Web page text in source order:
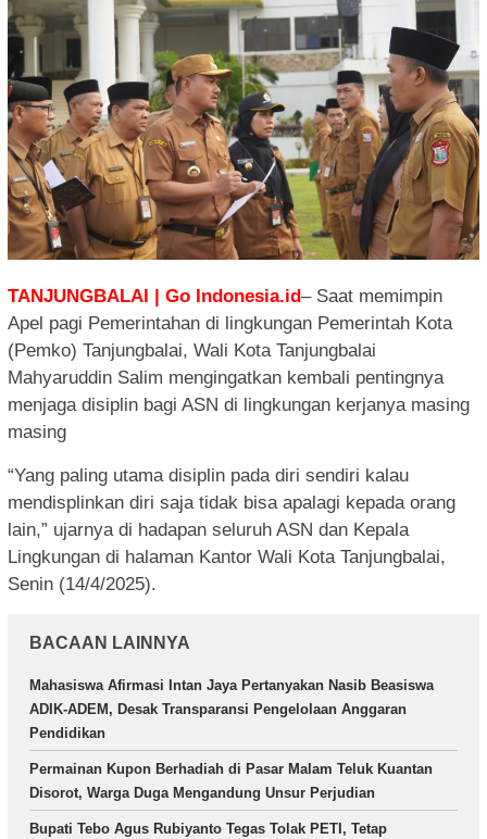
TANJUNGBALAI | Go Indonesia.id– Saat memimpin
Apel pagi Pemerintahan di lingkungan Pemerintah Kota
(Pemko) Tanjungbalai, Wali Kota Tanjungbalai
Mahyaruddin Salim mengingatkan kembali pentingnya
menjaga disiplin bagi ASN di lingkungan kerjanya masing
masing
“Yang paling utama disiplin pada diri sendiri kalau
mendisplinkan diri saja tidak bisa apalagi kepada orang
lain,” ujarnya di hadapan seluruh ASN dan Kepala
Lingkungan di halaman Kantor Wali Kota Tanjungbalai,
Senin (14/4/2025).
BACAAN LAINNYA
Mahasiswa Afirmasi Intan Jaya Pertanyakan Nasib Beasiswa
ADIK-ADEM, Desak Transparansi Pengelolaan Anggaran
Pendidikan
Permainan Kupon Berhadiah di Pasar Malam Teluk Kuantan
Disorot, Warga Duga Mengandung Unsur Perjudian
Bupati Tebo Agus Rubiyanto Tegas Tolak PETI, Tetap